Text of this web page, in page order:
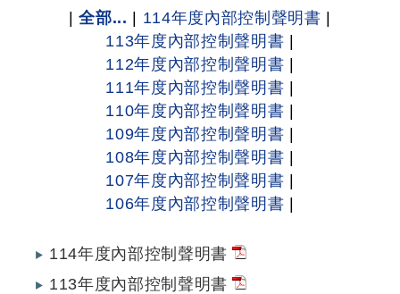
|全部... 114年度內部控制聲明書
113年度內部控制聲明書
112年度內部控制聲明書
111年度內部控制聲明書
110年度內部控制聲明書
109年度內部控制聲明書
108年度內部控制聲明書
107年度內部控制聲明書
106年度內部控制聲明書
114年度內部控制聲明書
113年度內部控制聲明書